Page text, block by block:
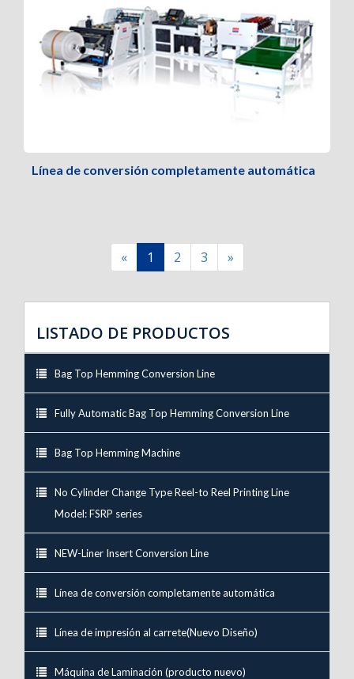
Línea de conversión completamente automática
« 1 2 3 »
LISTADO DE PRODUCTOS
Bag Top Hemming Conversion Line
Fully Automatic Bag Top Hemming Conversion Line
Bag Top Hemming Machine
No Cylinder Change Type Reel-to Reel Printing Line
Model: FSRP series
NEW-Liner Insert Conversion Line
Línea de conversión completamente automática
Línea de impresión al carrete(Nuevo Diseño)
Máquina de Laminación (producto nuevo)